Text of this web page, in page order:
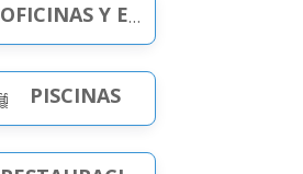
OFICINAS Y ESPACIOS DE TRABAJO
PISCINAS